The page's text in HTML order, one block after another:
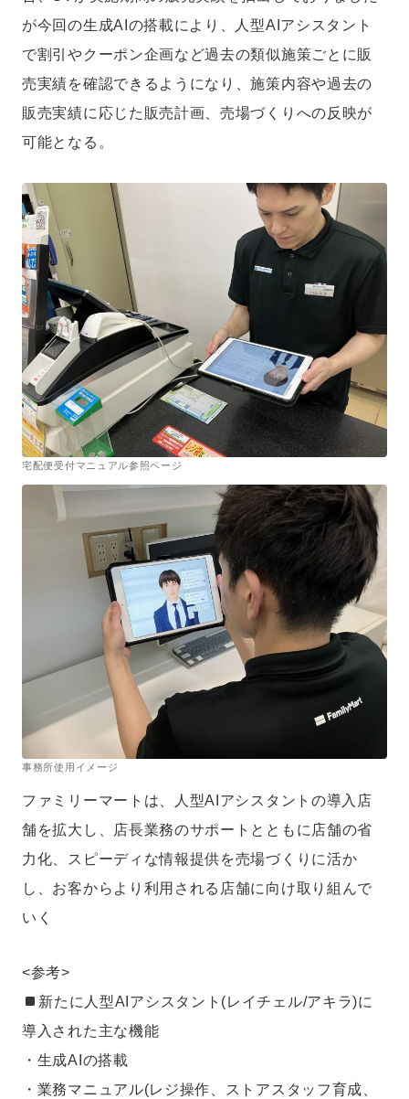
が今回の生成AIの搭載により、人型AIアシスタント
で割引やクーポン企画など過去の類似施策ごとに販
売実績を確認できるようになり、施策内容や過去の
販売実績に応じた販売計画、売場づくりへの反映が
可能となる。
宅配便受付マニュアル参照ページ
事務所使用イメージ
ファミリーマートは、人型AIアシスタントの導入店
舗を拡大し、店長業務のサポートとともに店舗の省
力化、スピーディな情報提供を売場づくりに活か
し、お客からより利用される店舗に向け取り組んで
いく
<参考>
新たに人型AIアシスタント(レイチェル/アキラ)に
導入された主な機能
・生成AIの搭載
・業務マニュアル(レジ操作、ストアスタッフ育成、